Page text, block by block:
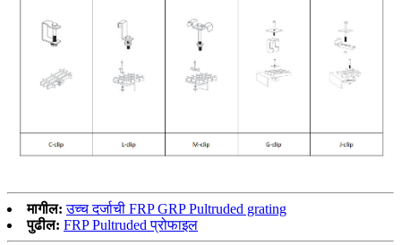
मागील: उच्च दर्जाची FRP GRP Pultruded grating
पुढील: FRP Pultruded प्रोफाइल